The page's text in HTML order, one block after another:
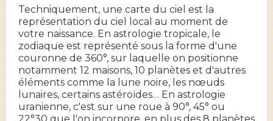
Techniquement, une carte du ciel est la
représentation du ciel local au moment de
votre naissance. En astrologie tropicale, le
zodiaque est représenté sous la forme d'une
couronne de 360°, sur laquelle on positionne
notamment 12 maisons, 10 planètes et d'autres
éléments comme la lune noire, les nœuds
lunaires, certains astéroïdes… En astrologie
uranienne, c'est sur une roue à 90°, 45° ou